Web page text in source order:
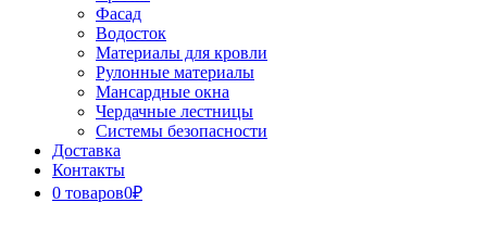
Фасад
Водосток
Материалы для кровли
Рулонные материалы
Мансардные окна
Чердачные лестницы
Системы безопасности
Доставка
Контакты
0 товаров0₽